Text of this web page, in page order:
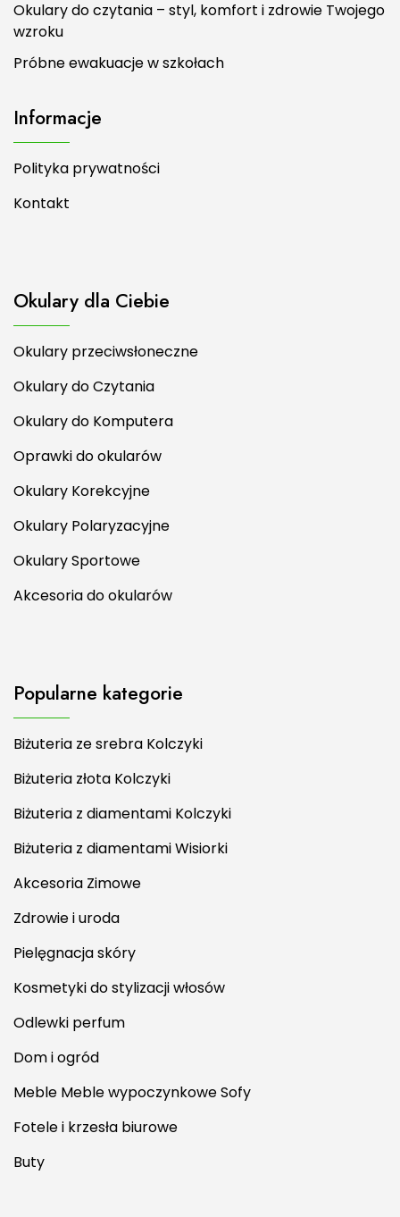
Okulary do czytania – styl, komfort i zdrowie Twojego
wzroku
Próbne ewakuacje w szkołach
Informacje
Polityka prywatności
Kontakt
Okulary dla Ciebie
Okulary przeciwsłoneczne
Okulary do Czytania
Okulary do Komputera
Oprawki do okularów
Okulary Korekcyjne
Okulary Polaryzacyjne
Okulary Sportowe
Akcesoria do okularów
Popularne kategorie
Biżuteria ze srebra Kolczyki
Biżuteria złota Kolczyki
Biżuteria z diamentami Kolczyki
Biżuteria z diamentami Wisiorki
Akcesoria Zimowe
Zdrowie i uroda
Pielęgnacja skóry
Kosmetyki do stylizacji włosów
Odlewki perfum
Dom i ogród
Meble Meble wypoczynkowe Sofy
Fotele i krzesła biurowe
Buty